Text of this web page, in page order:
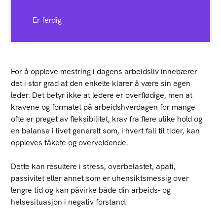
Er ferdig
For å oppleve mestring i dagens arbeidsliv innebærer
det i stor grad at den enkelte klarer å være sin egen
leder. Det betyr ikke at ledere er overflødige, men at
kravene og formatet på arbeidshverdagen for mange
ofte er preget av fleksibilitet, krav fra flere ulike hold og
en balanse i livet generelt som, i hvert fall til tider, kan
oppleves tåkete og overveldende.
Dette kan resultere i stress, overbelastet, apati,
passivitet eller annet som er uhensiktsmessig over
lengre tid og kan påvirke både din arbeids- og
helsesituasjon i negativ forstand.